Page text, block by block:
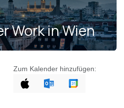
Work in Wien
Zum Kalender hinzufügen: